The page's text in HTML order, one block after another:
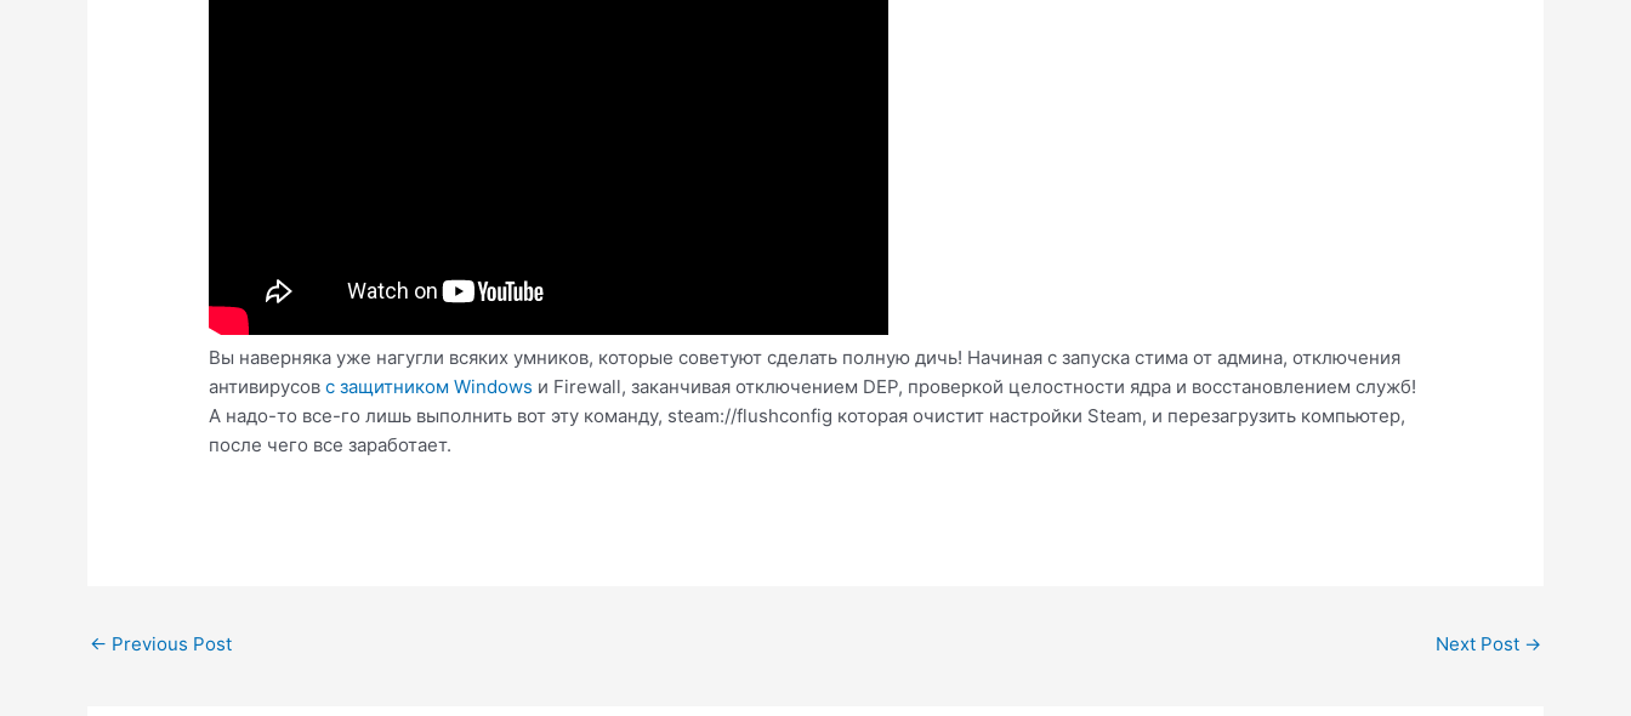
Вы наверняка уже нагугли всяких умников, которые советуют сделать полную дичь! Начиная с запуска стима от админа, отключения
антивирусовс защитником Windows и Firewall, заканчивая отключением DEP, проверкой целостности ядра и восстановлением служб!
А надо-то все-го лишь выполнить вот эту команду, steam://flushconfig которая очистит настройки Steam, и перезагрузить компьютер,
после чего все заработает.
Post
← Previous Post Next Post →